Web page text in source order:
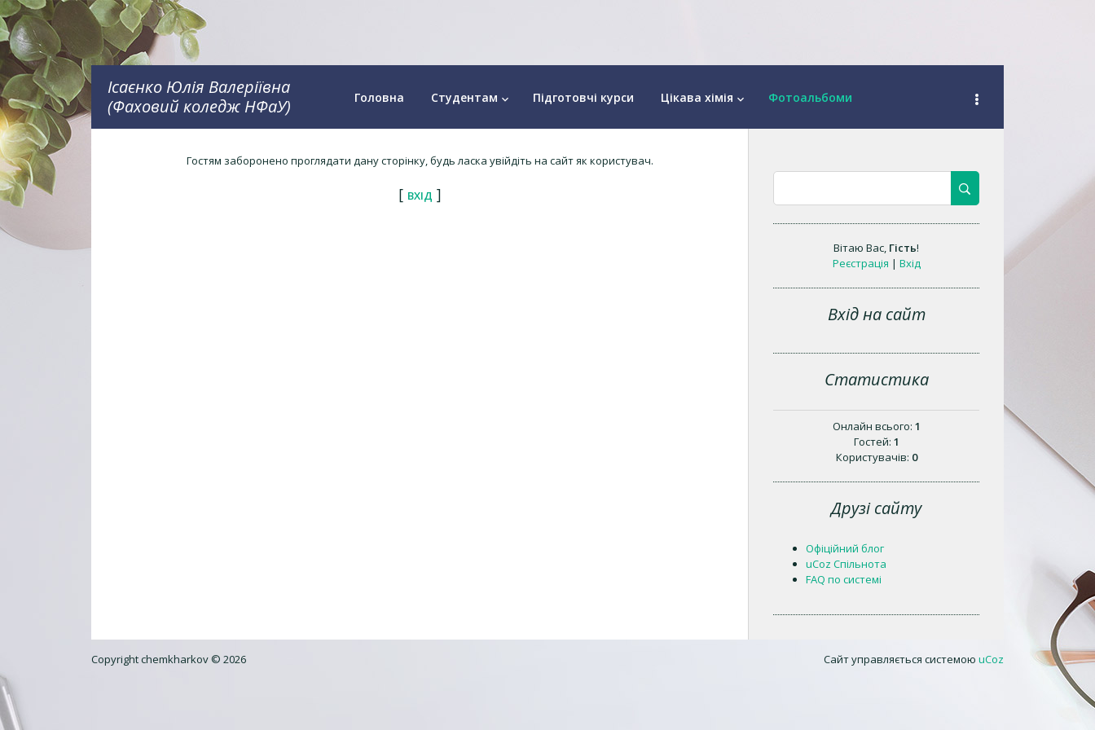
Ісаєнко Юлія Валеріївна
(Фаховий коледж НФаУ)
Головна Студентам keyboard_arrow_down Підготовчі курси Цікава хімія keyboard_arrow_down Фотоальбоми
Гостям заборонено проглядати дану сторінку, будь ласка увійдіть на сайт як користувач.
[ ВХІД ]
Вітаю Вас, Гість!
Реєстрація | Вхід
Вхід на сайт
Статистика
Онлайн всього: 1
Гостей: 1
Користувачів: 0
Друзі сайту
Офіційний блог
uCoz Спільнота
FAQ по системі
Copyright chemkharkov © 2026 Сайт управляється системою uCoz